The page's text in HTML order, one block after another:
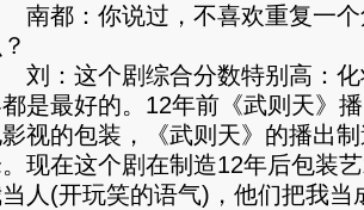
都：你说过，不喜欢重复一个
：这个剧综合分数特别高：化
是最好的。12年前《武则天》
视的包装，《武则天》的播出
现在这个剧在制造12年后包装
人(开玩笑的语气)，他们把我